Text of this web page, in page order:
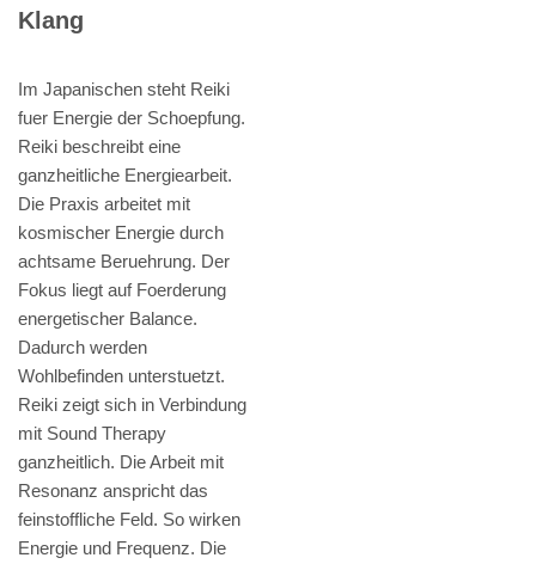
Klang
Im Japanischen steht Reiki
fuer Energie der Schoepfung.
Reiki beschreibt eine
ganzheitliche Energiearbeit.
Die Praxis arbeitet mit
kosmischer Energie durch
achtsame Beruehrung. Der
Fokus liegt auf Foerderung
energetischer Balance.
Dadurch werden
Wohlbefinden unterstuetzt.
Reiki zeigt sich in Verbindung
mit Sound Therapy
ganzheitlich. Die Arbeit mit
Resonanz anspricht das
feinstoffliche Feld. So wirken
Energie und Frequenz. Die